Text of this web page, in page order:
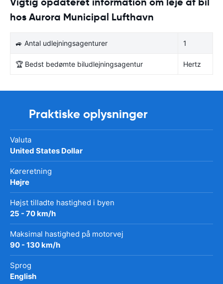
hos Aurora Municipal Lufthavn
🚙 Antal udlejningsagenturer 1
🏆 Bedst bedømte biludlejningsagentur Hertz
Praktiske oplysninger
Valuta
United States Dollar
Køreretning
Højre
Højst tilladte hastighed i byen
25 - 70 km/h
Maksimal hastighed på motorvej
90 - 130 km/h
Sprog
English